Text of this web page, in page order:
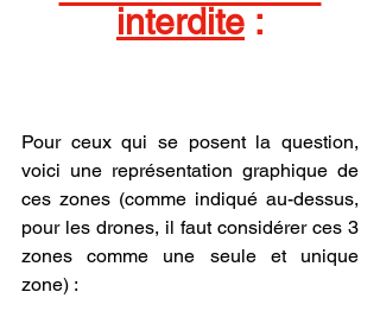
interdite :
Pour ceux qui se posent la question,
voici une représentation graphique de
ces zones (comme indiqué au-dessus,
pour les drones, il faut considérer ces 3
zones comme une seule et unique
zone) :